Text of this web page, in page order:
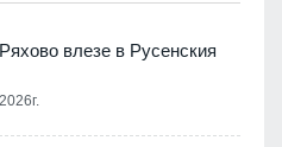
влезе в Русенския